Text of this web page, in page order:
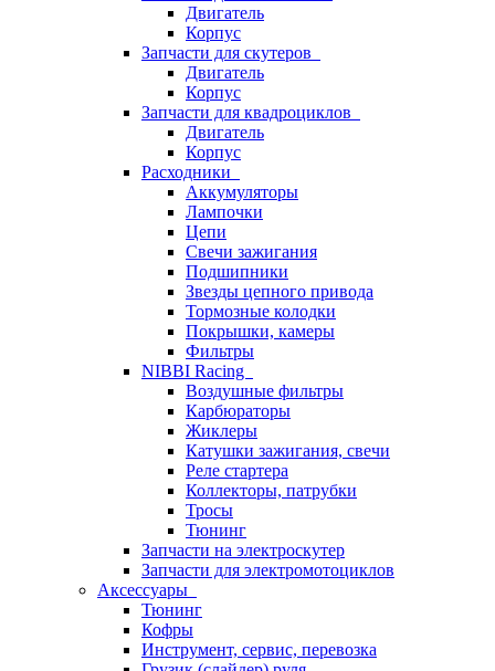
Двигатель
Корпус
Запчасти для скутеров
Двигатель
Корпус
Запчасти для квадроциклов
Двигатель
Корпус
Расходники
Аккумуляторы
Лампочки
Цепи
Свечи зажигания
Подшипники
Звезды цепного привода
Тормозные колодки
Покрышки, камеры
Фильтры
NIBBI Racing
Воздушные фильтры
Карбюраторы
Жиклеры
Катушки зажигания, свечи
Реле стартера
Коллекторы, патрубки
Тросы
Тюнинг
Запчасти на электроскутер
Запчасти для электромотоциклов
Аксессуары
Тюнинг
Кофры
Инструмент, сервис, перевозка